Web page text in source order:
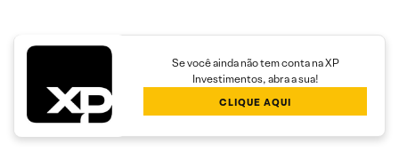
Se você ainda não tem conta na XP
Investimentos, abra a sua!
CLIQUE AQUI